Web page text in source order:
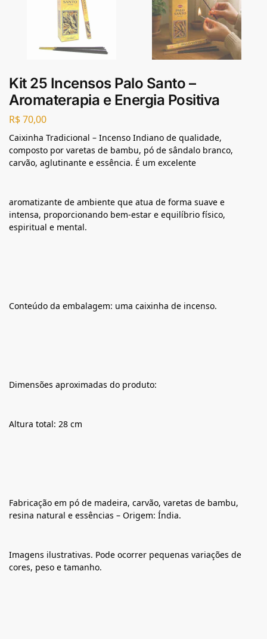
Kit 25 Incensos Palo Santo –
Aromaterapia e Energia Positiva
R$70,00
Caixinha Tradicional – Incenso Indiano de qualidade,
composto por varetas de bambu, pó de sândalo branco,
carvão, aglutinante e essência. É um excelente
aromatizante de ambiente que atua de forma suave e
intensa, proporcionando bem-estar e equilíbrio físico,
espiritual e mental.
Conteúdo da embalagem: uma caixinha de incenso.
Dimensões aproximadas do produto:
Altura total: 28 cm
Fabricação em pó de madeira, carvão, varetas de bambu,
resina natural e essências – Origem: Índia.
Imagens ilustrativas. Pode ocorrer pequenas variações de
cores, peso e tamanho.